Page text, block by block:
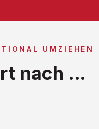
UMZIEHEN
nach ...